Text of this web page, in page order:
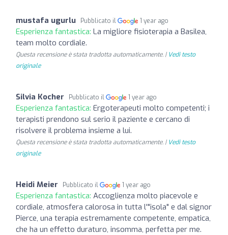
mustafa ugurlu Pubblicato il 1 year ago
Esperienza fantastica: La migliore fisioterapia a Basilea,
team molto cordiale.
Questa recensione è stata tradotta automaticamente. | Vedi testo
originale
Silvia Kocher Pubblicato il 1 year ago
Esperienza fantastica: Ergoterapeuti molto competenti; i
terapisti prendono sul serio il paziente e cercano di
risolvere il problema insieme a lui.
Questa recensione è stata tradotta automaticamente. | Vedi testo
originale
Heidi Meier Pubblicato il 1 year ago
Esperienza fantastica: Accoglienza molto piacevole e
cordiale, atmosfera calorosa in tutta l'"isola" e dal signor
Pierce, una terapia estremamente competente, empatica,
che ha un effetto duraturo, insomma, perfetta per me.